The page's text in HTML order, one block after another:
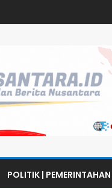
POLITIK | PEMERINTAHAN